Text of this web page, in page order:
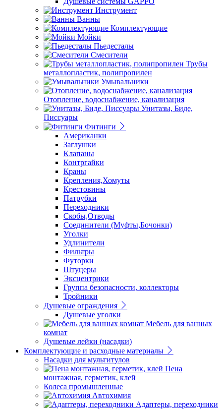
Инструмент
Ванны
Комплектующие
Мойки
Пьедесталы
Смесители
Трубы
металлопластик, полипропилен
Умывальники
Отопление, водоснабжение, канализация
Унитазы, Биде,
Писсуары
Фитинги
Американки
Заглушки
Клапаны
Контргайки
Краны
Крепления,Хомуты
Крестовины
Патрубки
Переходники
Скобы,Отводы
Соединители (Муфты,Бочонки)
Уголки
Удлинители
Фильтры
Футорки
Штуцеры
Эксцентрики
Группа безопасности, коллекторы
Тройники
Душевые ограждения
Душевые уголки
Мебель для ванных
комнат
Душевые лейки (насадки)
Комплектующие и расходные материалы
Насадки для мультитулов
Пена
монтажная, герметик, клей
Колеса промышленные
Автохимия
Адаптеры, переходники